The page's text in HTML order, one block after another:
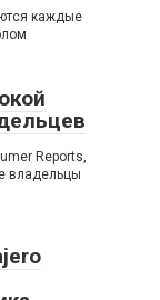
каждые
Reports,
владельцы